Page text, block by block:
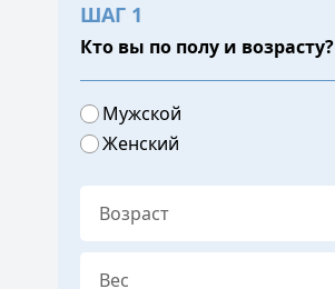
ШАГ 1
Кто вы по полу и возрасту?
Мужской
Женский